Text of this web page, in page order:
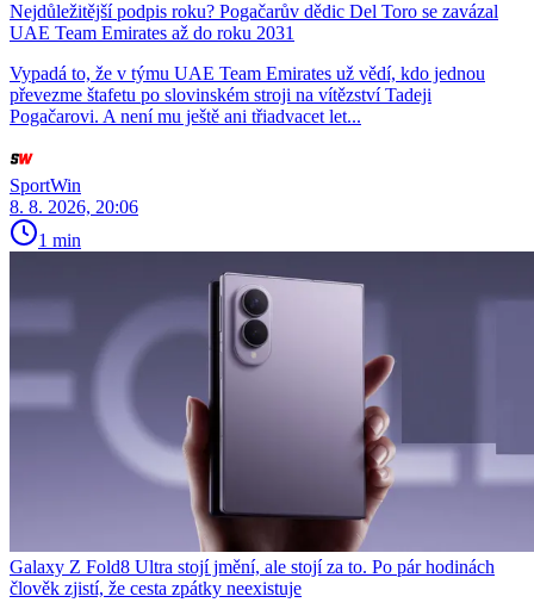
Nejdůležitější podpis roku? Pogačarův dědic Del Toro se zavázal
UAE Team Emirates až do roku 2031
Vypadá to, že v týmu UAE Team Emirates už vědí, kdo jednou
převezme štafetu po slovinském stroji na vítězství Tadeji
Pogačarovi. A není mu ještě ani třiadvacet let...
SportWin
8. 8. 2026, 20:06
1 min
Galaxy Z Fold8 Ultra stojí jmění, ale stojí za to. Po pár hodinách
člověk zjistí, že cesta zpátky neexistuje